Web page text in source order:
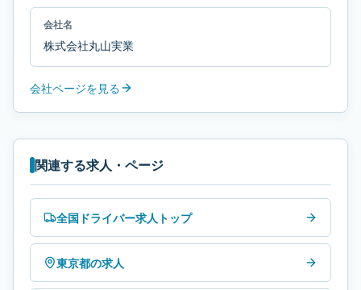
会社名
株式会社丸山実業
会社ページを見る
関連する求人・ページ
全国ドライバー求人トップ
東京都の求人